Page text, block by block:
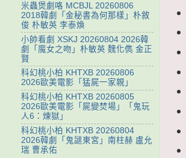
米蟲煲劇咯 MCBJL 20260806
2018韓劇「金秘書為何那樣」朴敘
俊 朴敏英 李泰煥
小帥看劇 XSKJ 20260804 2026韓
劇「魔女之吻」朴敏英 魏化儁 金正
賢
科幻桃小柏 KHTXB 20260806
2026歐美電影「猛屍一家親」
科幻桃小柏 KHTXB 20260805
2026歐美電影「屍變焚場」「鬼玩
人6：煉獄」
科幻桃小柏 KHTXB 20260804
2026韓劇「鬼謎東宮」南柱赫 盧允
瑞 曹承佑